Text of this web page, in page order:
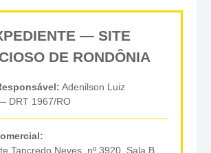
— SITE
DE RONDÔNIA
Adenilson Luiz
DRT 1967/RO
Tancredo Neves, nº 3920, Sala B